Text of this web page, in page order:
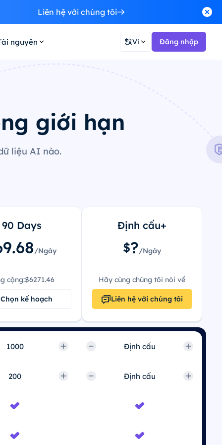
Liên hệ với chúng tôi
nguyên Vi Đăng nhập
giới hạn
liệu AI nào.
90 Days
/Ngày
cộng:$6271.46
Chọn kế hoạch
Định cấu+
$?/Ngày
Hãy cùng chúng tôi nói về
Liên hệ với chúng tôi
Định cấu
Định cấu